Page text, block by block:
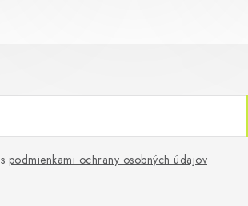
podmienkami ochrany osobných údajov